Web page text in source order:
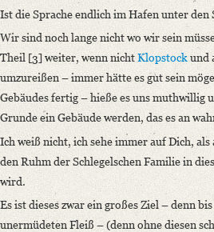
Ist die Sprache endlich im Hafen unter den
Wir sind noch lange nicht wo wir sein
Theil [3] weiter, wenn nichtKlopstockund
umzureißen – immer hätte es gut sein
Gebäudes fertig – hieße es uns muthwillig
Grunde ein Gebäude werden, das es an
Ich weiß nicht, ich sehe immer auf Dich,
den Ruhm der Schlegelschen Familie in
wird.
Es ist dieses zwar ein großes Ziel – denn
unermüdeten Fleiß – (denn ohne diesen